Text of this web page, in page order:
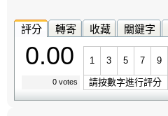
評分 轉寄 收藏 關鍵字
0.00
0 votes
1 3 5 7 9
請按數字進行評分